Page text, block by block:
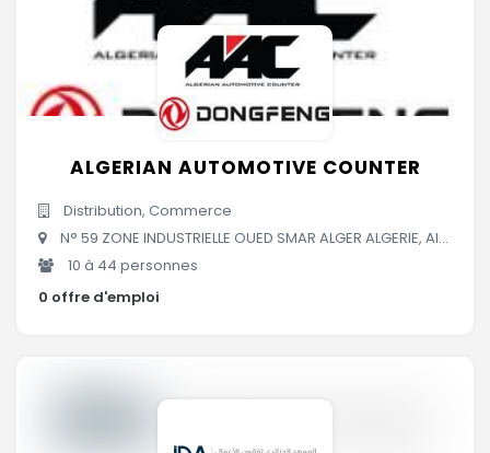
ALGERIAN AUTOMOTIVE COUNTER
Distribution, Commerce
N° 59 ZONE INDUSTRIELLE OUED SMAR ALGER ALGERIE, Alger, Algérie
10 à 44 personnes
0 offre d'emploi